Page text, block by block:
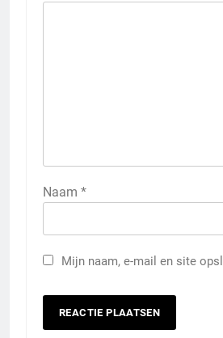
Naam *
Mijn naam, e-mail en site